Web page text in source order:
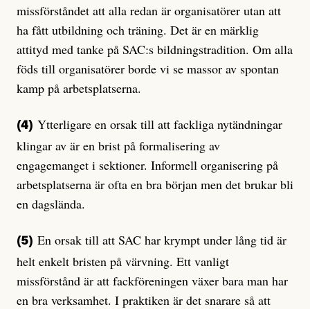
missförståndet att alla redan är organisatörer utan att
ha fått utbildning och träning. Det är en märklig
attityd med tanke på SAC:s bildningstradition. Om alla
föds till organisatörer borde vi se massor av spontan
kamp på arbetsplatserna.
(4) Ytterligare en orsak till att fackliga nytändningar
klingar av är en brist på formalisering av
engagemanget i sektioner. Informell organisering på
arbetsplatserna är ofta en bra början men det brukar bli
en dagslända.
(5) En orsak till att SAC har krympt under lång tid är
helt enkelt bristen på värvning. Ett vanligt
missförstånd är att fackföreningen växer bara man har
en bra verksamhet. I praktiken är det snarare så att